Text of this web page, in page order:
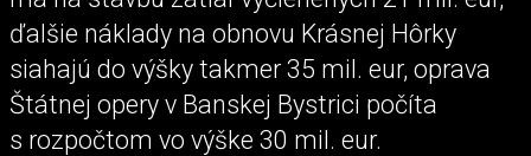
ďalšie náklady na obnovu Krásnej Hôrky
siahajú do výšky takmer 35 mil. eur, oprava
Štátnej opery v Banskej Bystrici počíta
s rozpočtom vo výške 30 mil. eur.